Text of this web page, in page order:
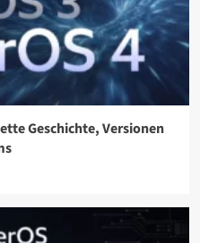
Geschichte, Versionen